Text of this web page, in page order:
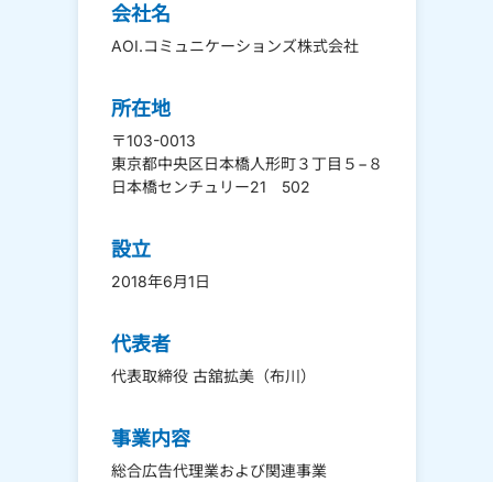
会社名
AOI.コミュニケーションズ株式会社
所在地
〒103-0013
東京都中央区日本橋人形町３丁目５−８
日本橋センチュリー21 502
設立
2018年6月1日
代表者
代表取締役 古舘拡美（布川）
事業内容
総合広告代理業および関連事業